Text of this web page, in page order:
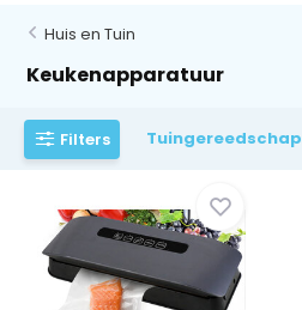
Huis en Tuin
Keukenapparatuur
Filters Tuingereedschap